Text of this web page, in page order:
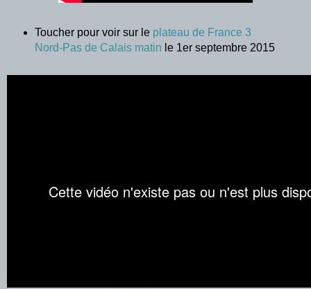
Toucher pour voir sur le plateau de France 3
Nord-Pas de Calais matin le 1er septembre 2015